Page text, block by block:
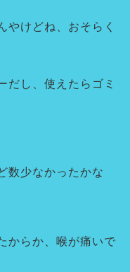
やけどね、おそらく
だし、使えたらゴミ
数少なかったかな
からか、喉が痛いで